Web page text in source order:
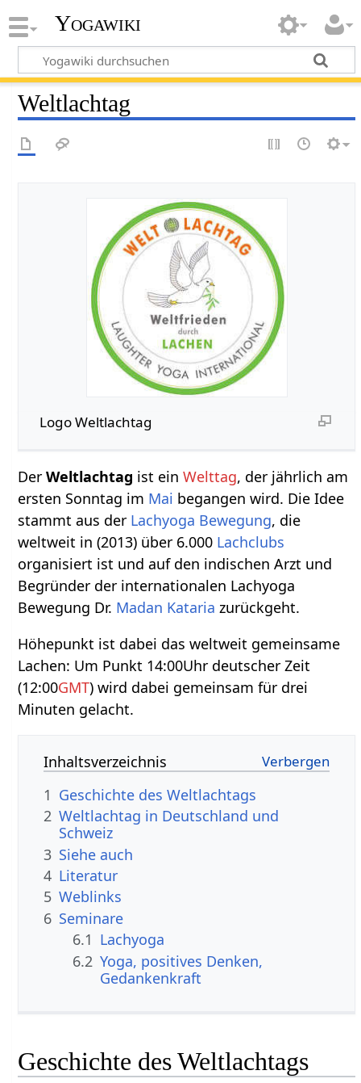
Yogawiki
Weltlachtag
Logo Weltlachtag
DerWeltlachtag ist einWelttag, der jährlich am
ersten Sonntag im Mai begangen wird. Die Idee
stammt aus der Lachyoga Bewegung, die
weltweit in (2013) über 6.000 Lachclubs
organisiert ist und auf den indischen Arzt und
Begründer der internationalen Lachyoga
Bewegung Dr. Madan Kataria zurückgeht.
Höhepunkt ist dabei das weltweit gemeinsame
Lachen: Um Punkt 14:00Uhr deutscher Zeit
(12:00GMT) wird dabei gemeinsam für drei
Minuten gelacht.
Inhaltsverzeichnis
1 Geschichte des Weltlachtags
2 Weltlachtag in Deutschland und
Schweiz
3 Siehe auch
4 Literatur
5 Weblinks
6 Seminare
6.1 Lachyoga
6.2 Yoga, positives Denken,
Gedankenkraft
Geschichte des Weltlachtags